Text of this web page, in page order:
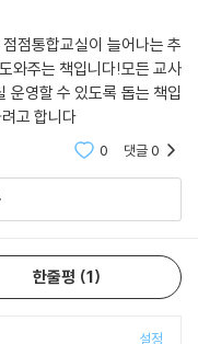
점통합교실이 늘어나는 추
와주는 책입니다!모든 교사
운영할 수 있도록 돕는 책입
고 합니다
0 댓글0
한줄평 1
설정